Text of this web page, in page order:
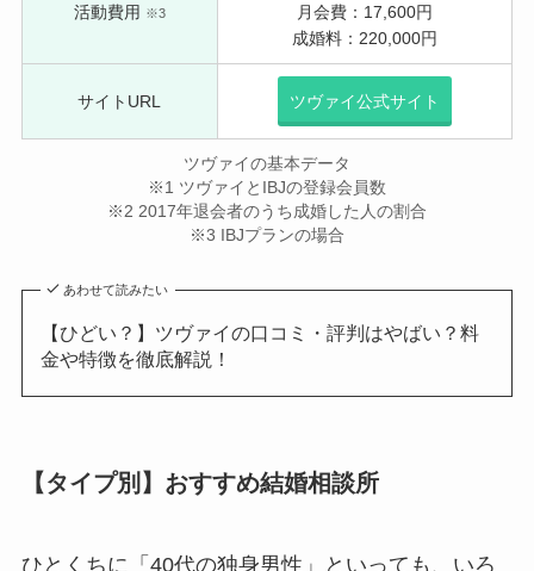
活動費用 ※3
月会費：17,600円
成婚料：220,000円
サイトURL ツヴァイ公式サイト
ツヴァイの基本データ
※1 ツヴァイとIBJの登録会員数
※2 2017年退会者のうち成婚した人の割合
※3 IBJプランの場合
あわせて読みたい
【ひどい？】ツヴァイの口コミ・評判はやばい？料
金や特徴を徹底解説！
【タイプ別】おすすめ結婚相談所
ひとくちに「40代の独身男性」といっても、いろ